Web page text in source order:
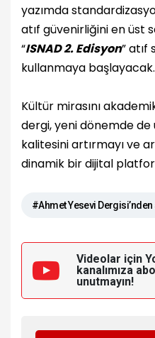
yazımda
atıf güvenirliğini en üst
“ISNAD 2. Edisyon”
kullanmaya başlayacak.
Kültür mirasını
dergi, yeni dönemde de
kalitesini artırmayı ve
dinamik bir dijital
#Ahmet Yesevi
Videolar için
kanalımıza
unutmayın!